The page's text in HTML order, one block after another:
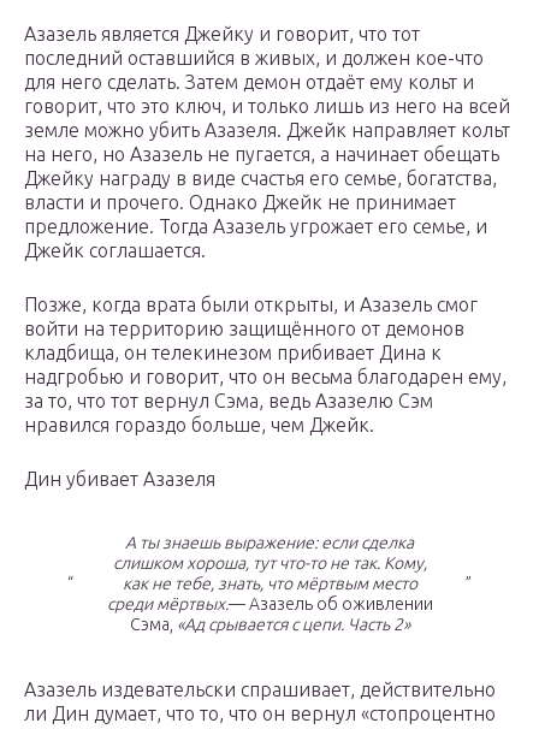
Азазель является Джейку и говорит, что тот
последний оставшийся в живых, и должен кое-что
для него сделать. Затем демон отдаёт ему кольт и
говорит, что это ключ, и только лишь из него на всей
земле можно убить Азазеля. Джейк направляет кольт
на него, но Азазель не пугается, а начинает обещать
Джейку награду в виде счастья его семье, богатства,
власти и прочего. Однако Джейк не принимает
предложение. Тогда Азазель угрожает его семье, и
Джейк соглашается.
Позже, когда врата были открыты, и Азазель смог
войти на территорию защищённого от демонов
кладбища, он телекинезом прибивает Дина к
надгробью и говорит, что он весьма благодарен ему,
за то, что тот вернул Сэма, ведь Азазелю Сэм
нравился гораздо больше, чем Джейк.
Дин убивает Азазеля
“
А ты знаешь выражение: если сделка
слишком хороша, тут что-то не так. Кому,
как не тебе, знать, что мёртвым место
среди мёртвых.— Азазель об оживлении
Сэма, «Ад срывается с цепи. Часть 2»
”
Азазель издевательски спрашивает, действительно
ли Дин думает, что то, что он вернул «стопроцентно